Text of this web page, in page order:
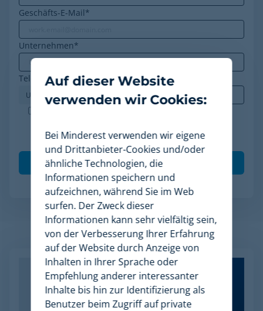
Geschäfts-E-Mail*
Unternehmen*
Telefon*
meiner Daten gemäß derDatenschutzrichtlinie
Verwandte Artikel
Auf dieser Website
verwenden wir Cookies:
Bei Minderest verwenden wir eigene
und Drittanbieter-Cookies und/oder
ähnliche Technologien, die
Informationen speichern und
aufzeichnen, während Sie im Web
surfen. Der Zweck dieser
Informationen kann sehr vielfältig sein,
von der Verbesserung Ihrer Erfahrung
auf der Website durch Anzeige von
Inhalten in Ihrer Sprache oder
Empfehlung anderer interessanter
Inhalte bis hin zur Identifizierung als
Benutzer beim Zugriff auf private